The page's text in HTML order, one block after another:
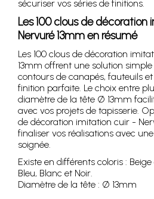
sécuriser vos séries de finitions.
Les 100 clous de
Nervuré 13mm en résumé
Les 100 clous de décoration
13mm offrent une solution
contours de canapés, fauteuils
finition parfaite. Le choix entre
diamètre de la tête Ø 13mm
avec vos projets de tapisserie.
de décoration imitation cuir -
finaliser vos réalisations avec
soignée.
Existe en différents coloris :
Bleu, Blanc et Noir.
Diamètre de la tête : Ø 13mm